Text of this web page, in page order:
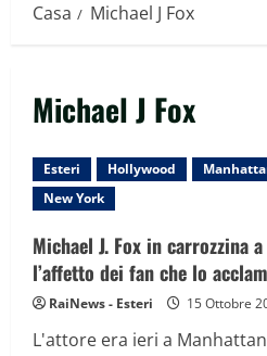
Casa Michael J Fox
Michael J Fox
Esteri Hollywood
New York
Michael J. Fox in carrozzina
l’affetto dei fan che lo
RaiNews - Esteri 15 Ottobre
L'attore era ieri a